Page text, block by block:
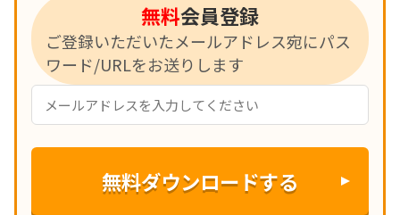
無料会員登録
ご登録いただいたメールアドレス宛にパス
ワード/URLをお送りします